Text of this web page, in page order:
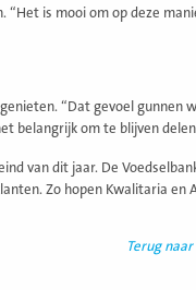
“Het is mooi om op deze
“Dat gevoel gunnen
belangrijk om te blijven
van dit jaar. De
Zo hopen Kwalitaria
Terug